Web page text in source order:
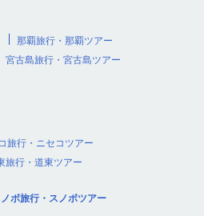
那覇旅行・那覇ツアー
宮古島旅行・宮古島ツアー
旅行・ニセコツアー
旅行・道東ツアー
ボ旅行・スノボツアー